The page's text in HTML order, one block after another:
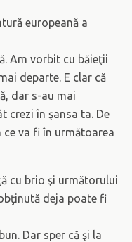
europeană a
Am vorbit cu băieţii
departe. E clar că
dar s-au mai
crezi în şansa ta. De
ce va fi în următoarea
cu brio şi următorului
deja poate fi
Dar sper că şi la